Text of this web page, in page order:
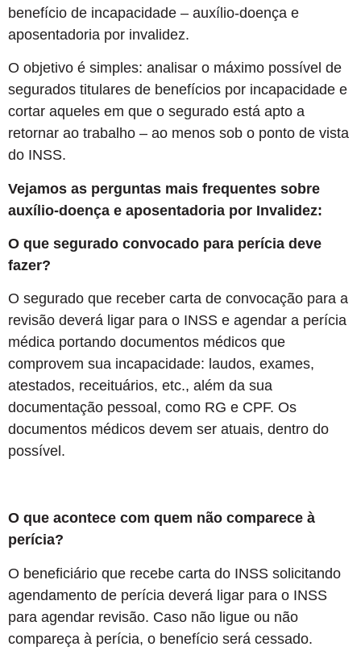
benefício de incapacidade – auxílio-doença e
aposentadoria por invalidez.
O objetivo é simples: analisar o máximo possível de
segurados titulares de benefícios por incapacidade e
cortar aqueles em que o segurado está apto a
retornar ao trabalho – ao menos sob o ponto de vista
do INSS.
Vejamos as perguntas mais frequentes sobre
auxílio-doença e aposentadoria por Invalidez:
O que segurado convocado para perícia deve
fazer?
O segurado que receber carta de convocação para a
revisão deverá ligar para o INSS e agendar a perícia
médica portando documentos médicos que
comprovem sua incapacidade: laudos, exames,
atestados, receituários, etc., além da sua
documentação pessoal, como RG e CPF. Os
documentos médicos devem ser atuais, dentro do
possível.
O que acontece com quem não comparece à
perícia?
O beneficiário que recebe carta do INSS solicitando
agendamento de perícia deverá ligar para o INSS
para agendar revisão. Caso não ligue ou não
compareça à perícia, o benefício será cessado.